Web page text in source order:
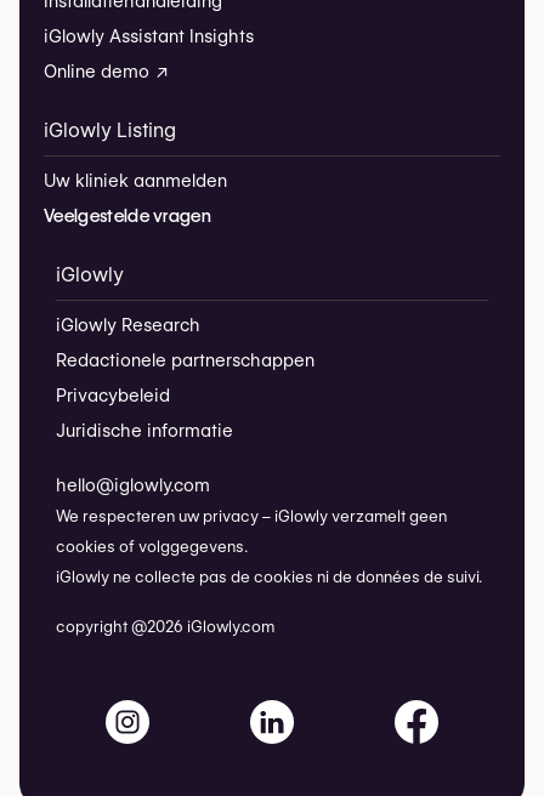
iGlowly Assistant Insights
Online demo ↗
iGlowly Listing
Uw kliniek aanmelden
Veelgestelde vragen
iGlowly
iGlowly Research
Redactionele partnerschappen
Privacybeleid
Juridische informatie
hello@iglowly.com
We respecteren uw privacy – iGlowly verzamelt geen
cookies of volggegevens.
iGlowly ne collecte pas de cookies ni de données de suivi.
copyright @2026 iGlowly.com